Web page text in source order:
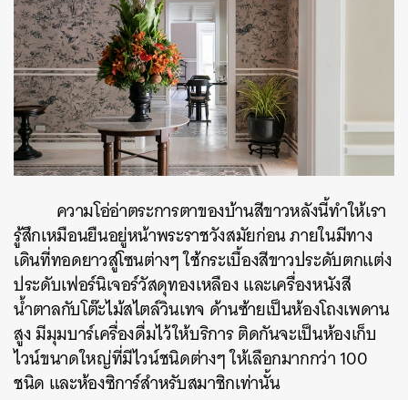
ความโอ่อ่าตระการตาของบ้านสีขาวหลังนี้ทำให้เรา
รู้สึกเหมือนยืนอยู่หน้าพระราชวังสมัยก่อน ภายในมีทาง
เดินที่ทอดยาวสู่โซนต่างๆ ใช้กระเบื้องสีขาวประดับตกแต่ง
ประดับเฟอร์นิเจอร์วัสดุทองเหลือง และเครื่องหนังสี
น้ำตาลกับโต๊ะไม้สไตล์วินเทจ ด้านซ้ายเป็นห้องโถงเพดาน
สูง มีมุมบาร์เครื่องดื่มไว้ให้บริการ ติดกันจะเป็นห้องเก็บ
ไวน์ขนาดใหญ่ที่มีไวน์ชนิดต่างๆ ให้เลือกมากกว่า 100
ชนิด และห้องซิการ์สำหรับสมาชิกเท่านั้น